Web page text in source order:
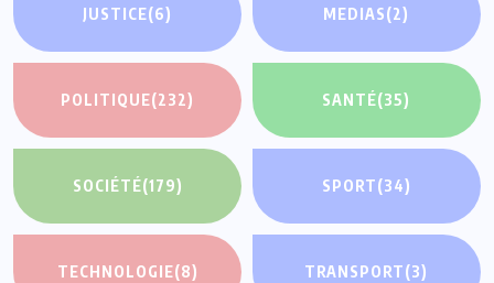
JUSTICE(6) MEDIAS(2)
POLITIQUE(232) SANTÉ(35)
SOCIÉTÉ(179) SPORT(34)
TECHNOLOGIE(8) TRANSPORT(3)